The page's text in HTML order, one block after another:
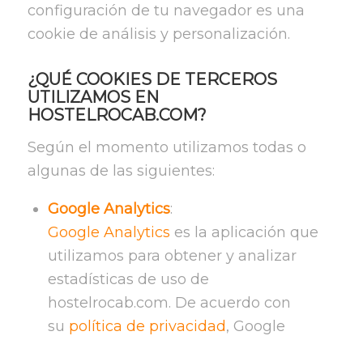
configuración de tu navegador es una
cookie de análisis y personalización.
¿QUÉ COOKIES DE TERCEROS
UTILIZAMOS EN
HOSTELROCAB.COM?
Según el momento utilizamos todas o
algunas de las siguientes:
Google Analytics:
Google Analytics es la aplicación que
utilizamos para obtener y analizar
estadísticas de uso de
hostelrocab.com. De acuerdo con
su política de privacidad, Google